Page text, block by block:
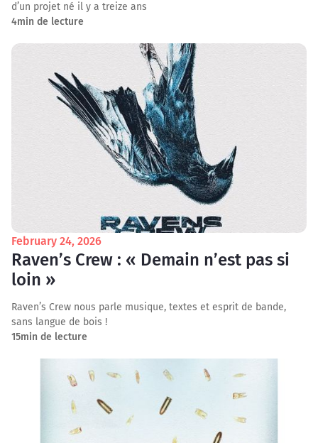
d’un projet né il y a treize ans
4min de lecture
February 24, 2026
Raven’s Crew : « Demain n’est pas si
loin »
Raven’s Crew nous parle musique, textes et esprit de bande,
sans langue de bois !
15min de lecture